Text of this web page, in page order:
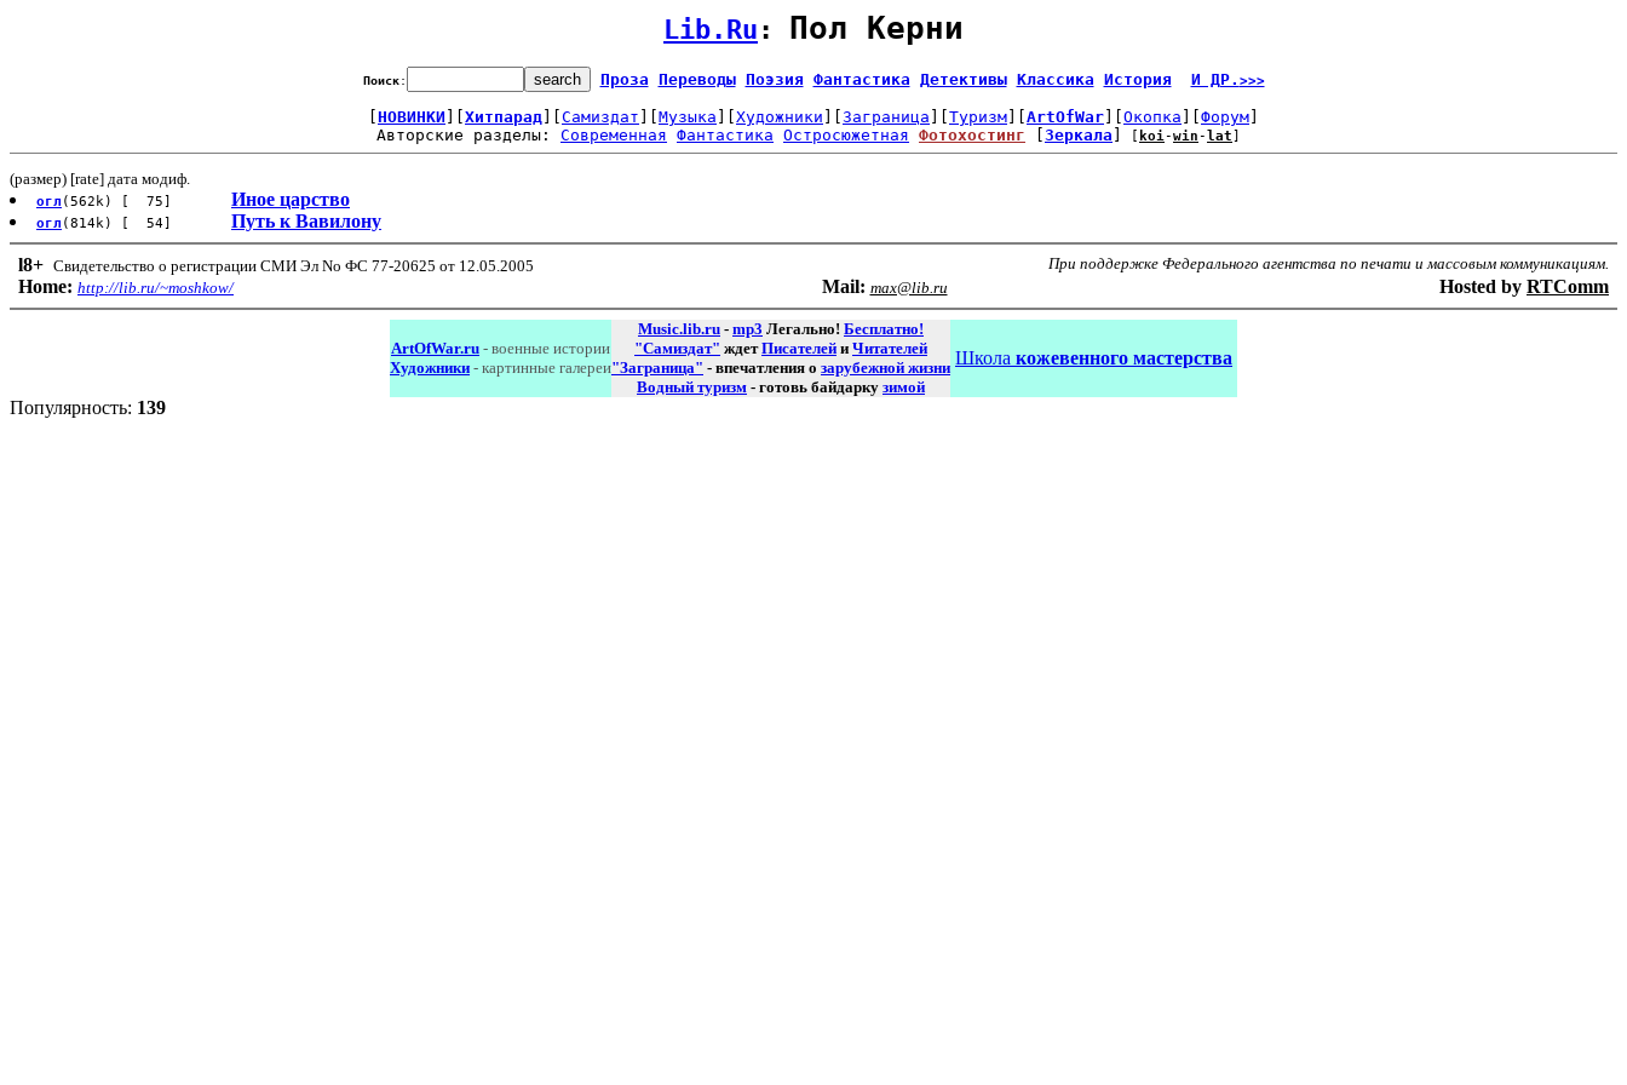
Lib.Ru : Пол Керни
Поиск: Проза Переводы Поэзия Фантастика Детективы Классика История И ДР. >>>
НОВИНКИ Хитпарад Самиздат Музыка Художники Заграница Туризм ArtOfWar Окопка Форум
Авторские разделы: Современная Фантастика Остросюжетная Фотохостинг Зеркала koi-win- lat
(размер) [rate] дата модиф.
огл (562k) [ 75] Иное царство
огл (814k) [ 54] Путь к Вавилону
l8+ Свидетельство о регистрации СМИ Эл No ФС 77-20625 от 12.05.2005 При поддержке Федерального агентства по печати и массовым коммуникациям.
Home: http://lib.ru/~moshkow/ Маil: max@lib.ru Hosted by RTComm
ArtOfWar.ru - военные истории
Художники - картинные галереи
Music.lib.ru - mp3 Легально! Бесплатно!
"Самиздат" ждетПисателей и Читателей
"Заграница" - впечатления о зарубежной жизни
Водный туризм - готовь байдарку зимой
Школа кожевенного мастерства
Популярность: 139